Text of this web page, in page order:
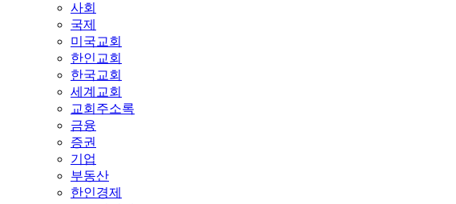
사회
국제
미국교회
한인교회
한국교회
세계교회
교회주소록
금융
증권
기업
부동산
한인경제